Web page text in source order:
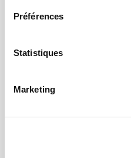
Préférences
Statistiques
Marketing